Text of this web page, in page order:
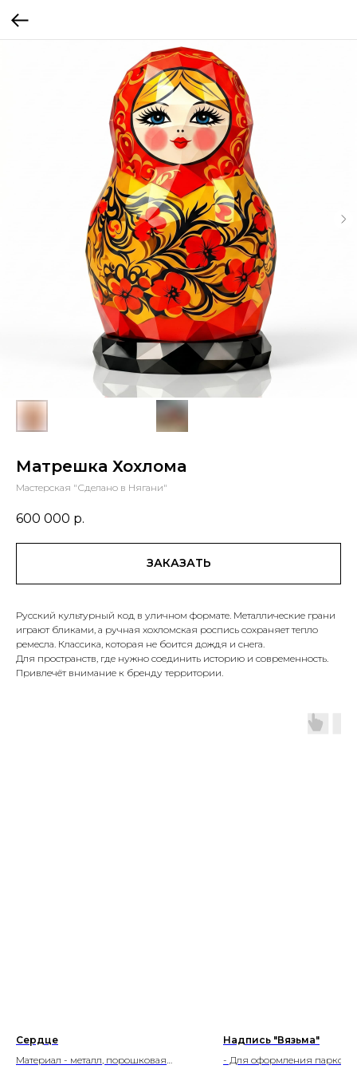
Матрешка Хохлома
Мастерская "Сделано в Нягани"
600 000 р.
ЗАКАЗАТЬ
Русский культурный код в уличном формате. Металлические грани
играют бликами, а ручная хохломская роспись сохраняет тепло
ремесла. Классика, которая не боится дождя и снега.
Для пространств, где нужно соединить историю и современность.
Привлечёт внимание к бренду территории.
Сердце
Материал - металл, порошковая
Надпись "Вязьма"
- Для оформления парков